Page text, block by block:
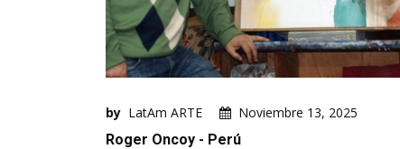
by LatAm ARTE
Noviembre 13, 2025
Roger Oncoy - Perú